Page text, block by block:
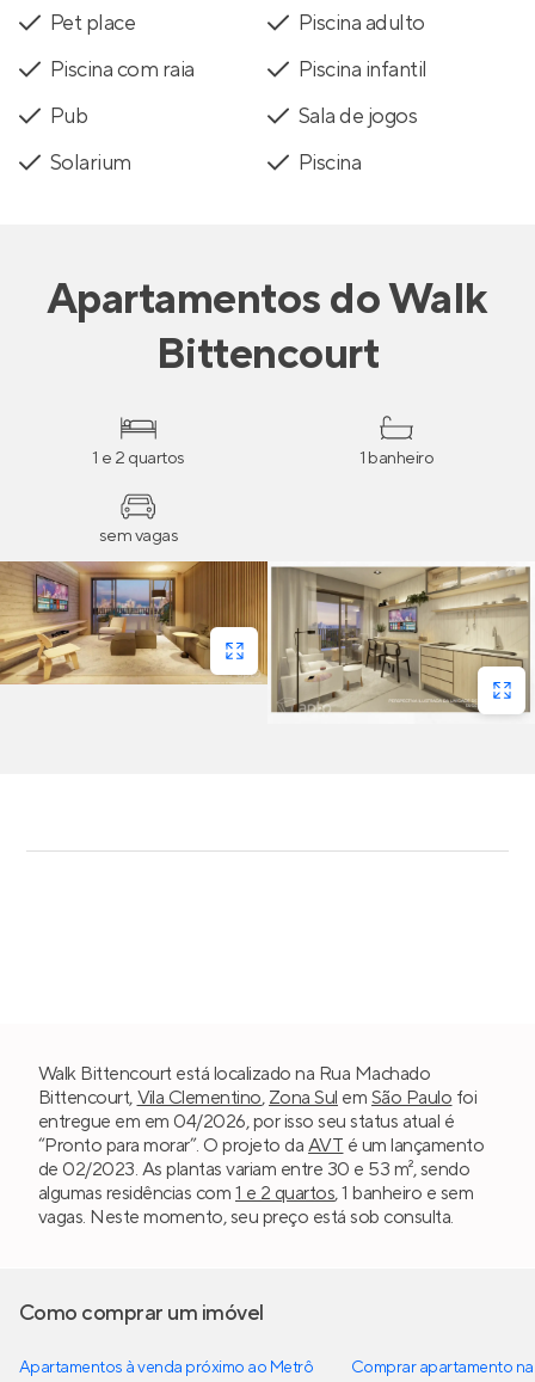
Pet place
Piscina adulto
Piscina com raia
Piscina infantil
Pub
Sala de jogos
Solarium
Piscina
ApartamentosdoWalk
Bittencourt
1 e 2 quartos 1 banheiro
sem vagas
Walk Bittencourt está localizado na Rua Machado
Bittencourt, Vila Clementino, Zona Sul em São Paulo foi
entregue em em 04/2026, por isso seu status atual é
“Pronto para morar”. O projeto da AVT é um lançamento
de 02/2023. As plantas variam entre 30 e 53 m², sendo
algumas residências com 1 e 2 quartos, 1 banheiro e sem
vagas. Neste momento, seu preço está sob consulta.
Como comprar um imóvel
Apartamentos à venda próximo ao Metrô
Comprar apartamento